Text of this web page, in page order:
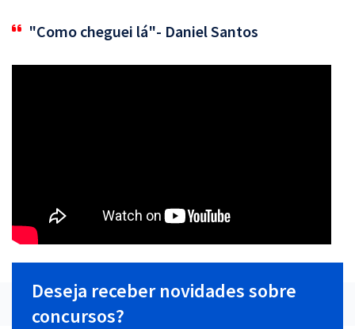
"Como cheguei lá"- Daniel Santos
Deseja receber novidades sobre
concursos?